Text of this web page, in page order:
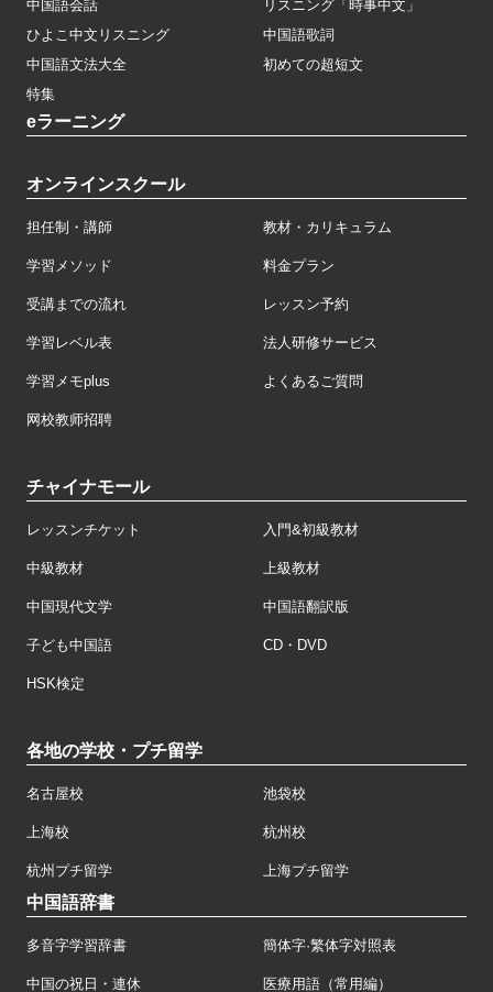
中国語会話
リスニング「時事中文」
ひよこ中文リスニング
中国語歌詞
中国語文法大全
初めての超短文
特集
eラーニング
オンラインスクール
担任制・講師 教材・カリキュラム
学習メソッド 料金プラン
受講までの流れ レッスン予約
学習レベル表 法人研修サービス
学習メモplus よくあるご質問
网校教师招聘
チャイナモール
レッスンチケット 入門&初級教材
中級教材 上級教材
中国現代文学 中国語翻訳版
子ども中国語 CD・DVD
HSK検定
各地の学校・プチ留学
名古屋校 池袋校
上海校 杭州校
杭州プチ留学 上海プチ留学
中国語辞書
多音字学習辞書 簡体字·繁体字対照表
中国の祝日・連休 医療用語（常用編）